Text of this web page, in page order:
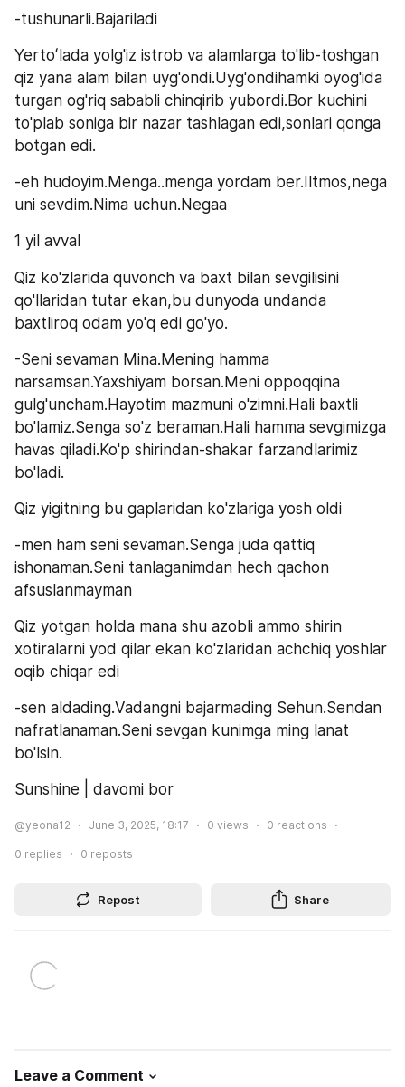
-tushunarli.Bajariladi
Yertoʻlada yolg'iz istrob va alamlarga to'lib-toshgan
qiz yana alam bilan uyg'ondi.Uyg'ondihamki oyog'ida
turgan og'riq sababli chinqirib yubordi.Bor kuchini
to'plab soniga bir nazar tashlagan edi,sonlari qonga
botgan edi.
-eh hudoyim.Menga..menga yordam ber.Iltmos,nega
uni sevdim.Nima uchun.Negaa
1 yil avval
Qiz ko'zlarida quvonch va baxt bilan sevgilisini
qo'llaridan tutar ekan,bu dunyoda undanda
baxtliroq odam yo'q edi go'yo.
-Seni sevaman Mina.Mening hamma
narsamsan.Yaxshiyam borsan.Meni oppoqqina
gulg'uncham.Hayotim mazmuni o'zimni.Hali baxtli
bo'lamiz.Senga so'z beraman.Hali hamma sevgimizga
havas qiladi.Ko'p shirindan-shakar farzandlarimiz
bo'ladi.
Qiz yigitning bu gaplaridan ko'zlariga yosh oldi
-men ham seni sevaman.Senga juda qattiq
ishonaman.Seni tanlaganimdan hech qachon
afsuslanmayman
Qiz yotgan holda mana shu azobli ammo shirin
xotiralarni yod qilar ekan ko'zlaridan achchiq yoshlar
oqib chiqar edi
-sen aldading.Vadangni bajarmading Sehun.Sendan
nafratlanaman.Seni sevgan kunimga ming lanat
bo'lsin.
Sunshine | davomi bor
@yeona12 June 3, 2025, 18:17 0 views 0 reactions
0 replies 0 reposts
Repost Share
Leave a Comment